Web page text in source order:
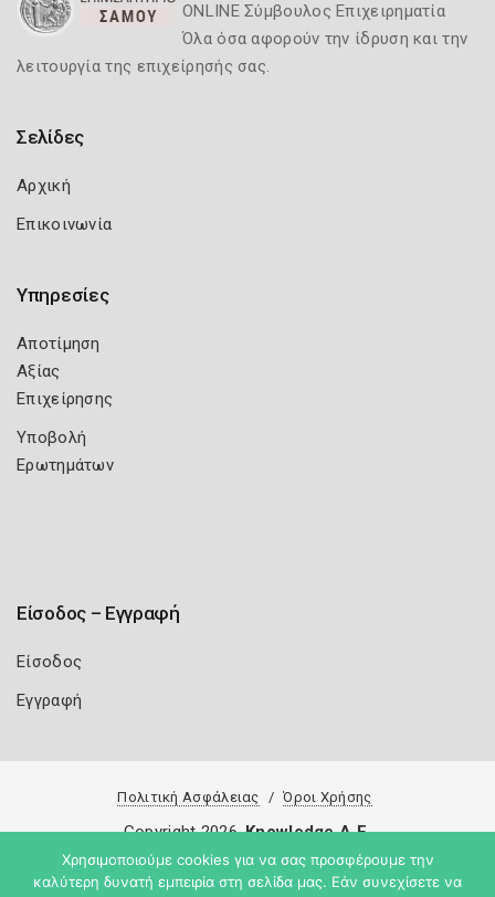
ONLINE Σύμβουλος Επιχειρηματία
Όλα όσα αφορούν την ίδρυση και την
λειτουργία της επιχείρησής σας.
Σελίδες
Αρχική
Επικοινωνία
Υπηρεσίες
Αποτίμηση
Αξίας
Επιχείρησης
Υποβολή
Ερωτημάτων
Είσοδος – Εγγραφή
Είσοδος
Εγγραφή
Πολιτική Ασφάλειας Όροι Χρήσης
Copyright 2026 Knowledge A.E.
Χρησιμοποιούμε cookies για να σας προσφέρουμε την
καλύτερη δυνατή εμπειρία στη σελίδα μας. Εάν συνεχίσετε να